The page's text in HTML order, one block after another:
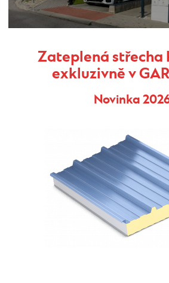
Zateplená střecha
exkluzivně v
Novinka